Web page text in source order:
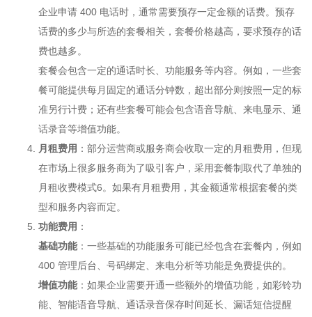
企业申请 400 电话时，通常需要预存一定金额的话费。预存
话费的多少与所选的套餐相关，套餐价格越高，要求预存的话
费也越多。
套餐会包含一定的通话时长、功能服务等内容。例如，一些套
餐可能提供每月固定的通话分钟数，超出部分则按照一定的标
准另行计费；还有些套餐可能会包含语音导航、来电显示、通
话录音等增值功能。
月租费用 ：部分运营商或服务商会收取一定的月租费用，但现
在市场上很多服务商为了吸引客户，采用套餐制取代了单独的
月租收费模式6。如果有月租费用，其金额通常根据套餐的类
型和服务内容而定。
功能费用 ：
基础功能：一些基础的功能服务可能已经包含在套餐内，例如
400 管理后台、号码绑定、来电分析等功能是免费提供的。
增值功能：如果企业需要开通一些额外的增值功能，如彩铃功
能、智能语音导航、通话录音保存时间延长、漏话短信提醒